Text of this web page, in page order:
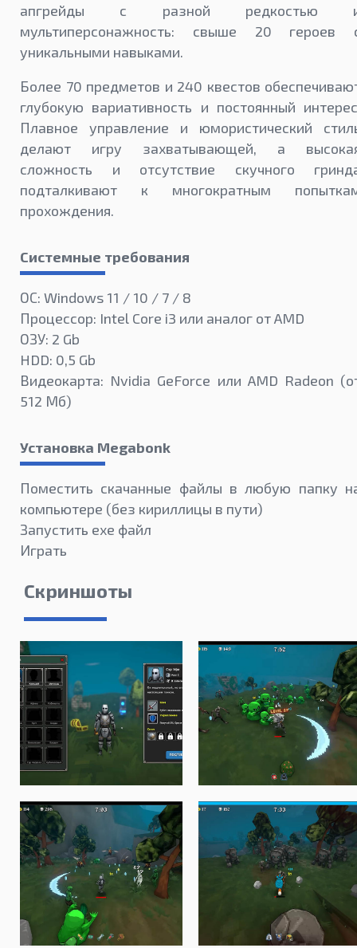
апгрейды с разной редкостью
мультиперсонажность: свыше 20 героев
уникальными навыками.
Более 70 предметов и 240 квестов
глубокую вариативность и постоянный
Плавное управление и юмористический
делают игру захватывающей, а
сложность и отсутствие скучного
подталкивают к многократным
прохождения.
Системные требования
ОС: Windows 11 / 10 / 7 / 8
Процессор: Intel Core i3 или аналог от AMD
ОЗУ: 2 Gb
HDD: 0,5 Gb
Видеокарта: Nvidia GeForce или AMD Radeon
512 Мб)
Установка Megabonk
Поместить скачанные файлы в любую папку
компьютере (без кириллицы в пути)
Запустить exe файл
Играть
Скриншоты